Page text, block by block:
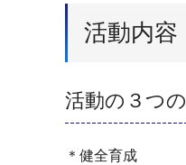
活動内容
活動の３つ
＊健全育成